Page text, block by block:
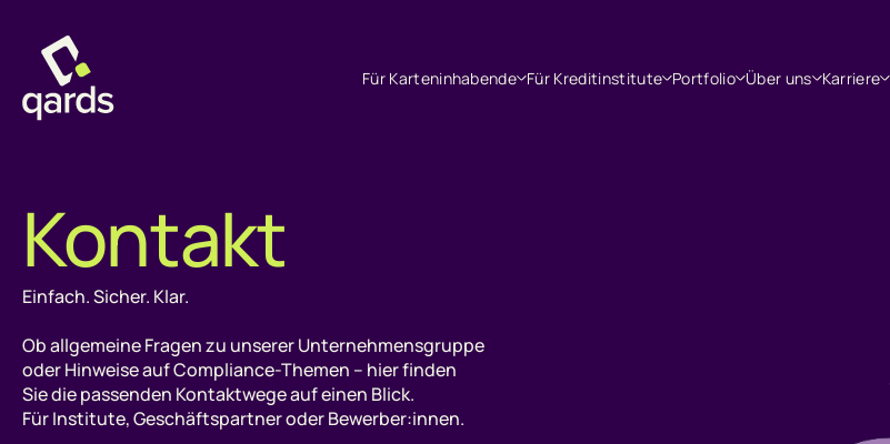
Für Karteninhabende Für Kreditinstitute Portfolio Über uns Karriere
Kontakt
Einfach. Sicher. Klar.
Ob allgemeine Fragen zu unserer Unternehmensgruppe
oder Hinweise auf Compliance-Themen – hier finden
Sie die passenden Kontaktwege auf einen Blick.
Für Institute, Geschäftspartner oder Bewerber:innen.